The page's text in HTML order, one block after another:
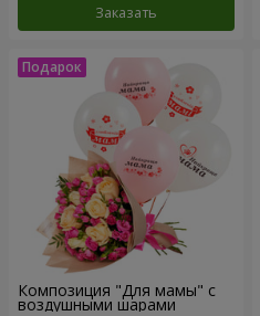
Заказать
Композиция "Для мамы" с
воздушными шарами